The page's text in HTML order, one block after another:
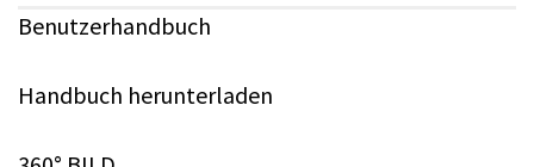
Benutzerhandbuch
Handbuch herunterladen